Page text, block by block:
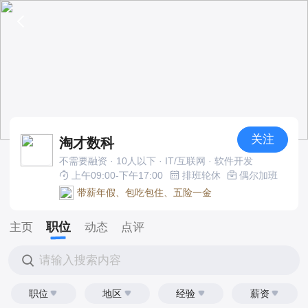
淘才数科 关注
不需要融资 · 10人以下 · IT/互联网 · 软件开发
上午09:00-下午17:00
排班轮休
偶尔加班
带薪年假、包吃包住、五险一金
主页 职位 动态 点评
请输入搜索内容
职位 地区 经验 薪资